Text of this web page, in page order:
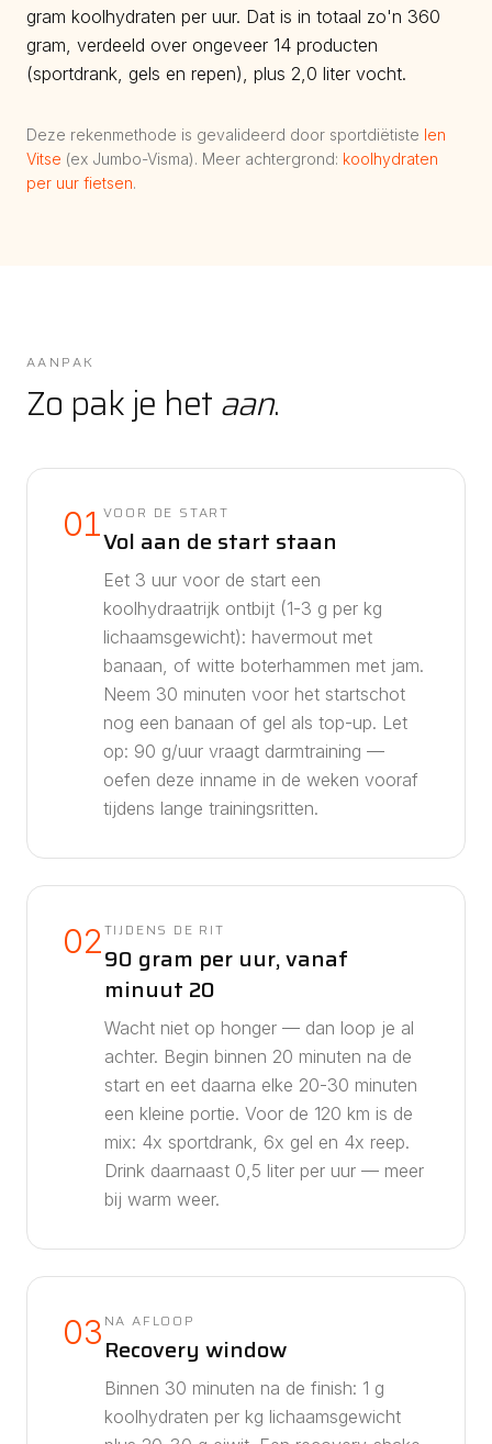
gram koolhydraten per uur. Dat is in totaal zo'n 360
gram, verdeeld over ongeveer 14 producten
(sportdrank, gels en repen), plus 2,0 liter vocht.
Deze rekenmethode is gevalideerd door sportdiëtiste Ien
Vitse (ex Jumbo-Visma). Meer achtergrond: koolhydraten
per uur fietsen.
AANPAK
Zo pak je hetaan.
01VOOR DE START
Vol aan de start staan
Eet 3 uur voor de start een
koolhydraatrijk ontbijt (1-3 g per kg
lichaamsgewicht): havermout met
banaan, of witte boterhammen met jam.
Neem 30 minuten voor het startschot
nog een banaan of gel als top-up. Let
op: 90 g/uur vraagt darmtraining —
oefen deze inname in de weken vooraf
tijdens lange trainingsritten.
02TIJDENS DE RIT
90 gram per uur, vanaf
minuut 20
Wacht niet op honger — dan loop je al
achter. Begin binnen 20 minuten na de
start en eet daarna elke 20-30 minuten
een kleine portie. Voor de 120 km is de
mix: 4x sportdrank, 6x gel en 4x reep.
Drink daarnaast 0,5 liter per uur — meer
bij warm weer.
03 NA AFLOOP
Recovery window
Binnen 30 minuten na de finish: 1 g
koolhydraten per kg lichaamsgewicht